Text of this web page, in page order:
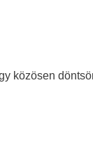
közösen